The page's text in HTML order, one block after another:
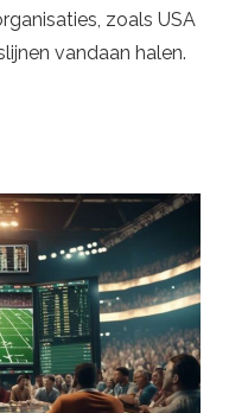
zoals USA
vandaan halen.